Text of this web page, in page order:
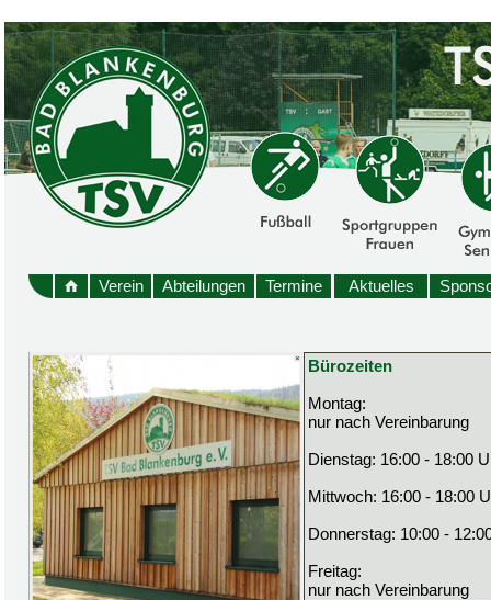
Verein Abteilungen Termine Aktuelles
Bürozeiten
Montag:
nur nach Vereinbarung
Dienstag: 16:00 - 18:00
Mittwoch: 16:00 - 18:00
Donnerstag: 10:00 -
Freitag:
nur nach Vereinbarung